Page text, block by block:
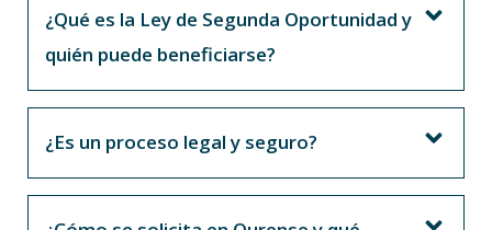
¿Qué es la Ley de Segunda Oportunidad y
quién puede beneficiarse?
¿Es un proceso legal y seguro?